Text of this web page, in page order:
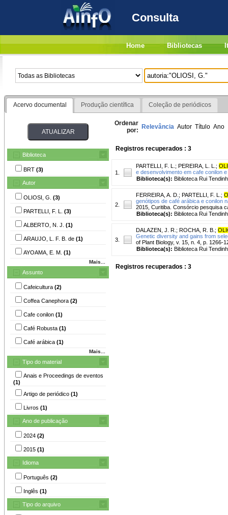
Consulta
Home Bibliotecas
Acervo documental Produção científica Coleção de periódicos
Biblioteca
BRT (3)
Autor
OLIOSI, G. (3)
PARTELLI, F. L. (3)
ALBERTO, N. J. (1)
ARAUJO, L. F. B. de (1)
AYOAMA, E. M. (1)
Mais...
Assunto
Cafeicultura (2)
Coffea Canephora (2)
Cafe conilon (1)
Café Robusta (1)
Café arábica (1)
Mais...
Tipo do material
Anais e Proceedings de eventos
(1)
Artigo de periódico (1)
Livros (1)
Ano de publicação
2024 (2)
2015 (1)
Idioma
Português (2)
Inglês (1)
Tipo do arquivo
Ordenar
por: Relevância Autor Título Ano
Registros recuperados : 3
1.
PARTELLI, F. L. ; PEREIRA, L. L. ;
e desenvolvimento em cafe conilon
Biblioteca(s): Biblioteca Rui
2.
FERREIRA, A. D. ; PARTELLI, F. L. ;
genótipos de café arábica e conilon
2015, Curitiba. Consórcio pesquisa
Biblioteca(s): Biblioteca Rui
3.
DALAZEN, J. R. ; ROCHA, R. B. ;
Genetic diversity and gains from
of Plant Biology, v. 15, n. 4, p. 1266-
Biblioteca(s): Biblioteca Rui
Registros recuperados : 3